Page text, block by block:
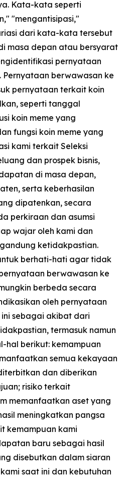
Kata-kata seperti
"mengantisipasi,"
dari kata-kata tersebut
masa depan atau bersyarat
pernyataan
berwawasan ke
pernyataan terkait koin
seperti tanggal
koin meme yang
fungsi koin meme yang
kami terkait Seleksi
dan prospek bisnis,
di masa depan,
serta keberhasilan
dipatenkan, secara
perkiraan dan asumsi
wajar oleh kami dan
ketidakpastian.
berhati-hati agar tidak
berwawasan ke
berbeda secara
oleh pernyataan
sebagai akibat dari
termasuk namun
berikut: kemampuan
semua kekayaan
dan diberikan
risiko terkait
memanfaatkan aset yang
meningkatkan pangsa
kemampuan kami
baru sebagai hasil
disebutkan dalam siaran
saat ini dan kebutuhan